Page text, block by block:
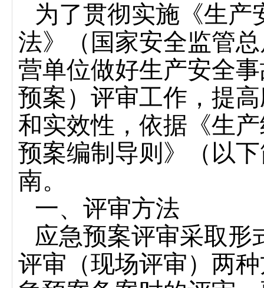
为了贯彻实施《生产
法》（国家安全监管
营单位做好生产安全
预案）评审工作，提
和实效性，依据《生
预案编制导则》（以
南。
一、 评审方法
应急预案评审采取形
评审（现场评审）两